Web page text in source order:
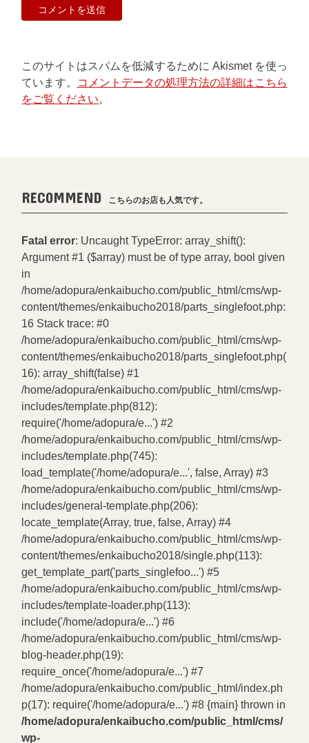
このサイトはスパムを低減するために Akismet を使っ
ています。
コメントデータの処理方法の詳細はこちら
をご覧ください。
RECOMMEND こちらのお店も人気です。
Fatal error: Uncaught TypeError: array_shift():
Argument #1 ($array) must be of type array, bool given
in
/home/adopura/enkaibucho.com/public_html/cms/wp-
content/themes/enkaibucho2018/parts_singlefoot.php:
16 Stack trace: #0
/home/adopura/enkaibucho.com/public_html/cms/wp-
content/themes/enkaibucho2018/parts_singlefoot.php(
16): array_shift(false) #1
/home/adopura/enkaibucho.com/public_html/cms/wp-
includes/template.php(812):
require('/home/adopura/e...') #2
/home/adopura/enkaibucho.com/public_html/cms/wp-
includes/template.php(745):
load_template('/home/adopura/e...', false, Array) #3
/home/adopura/enkaibucho.com/public_html/cms/wp-
includes/general-template.php(206):
locate_template(Array, true, false, Array) #4
/home/adopura/enkaibucho.com/public_html/cms/wp-
content/themes/enkaibucho2018/single.php(113):
get_template_part('parts_singlefoo...') #5
/home/adopura/enkaibucho.com/public_html/cms/wp-
includes/template-loader.php(113):
include('/home/adopura/e...') #6
/home/adopura/enkaibucho.com/public_html/cms/wp-
blog-header.php(19):
require_once('/home/adopura/e...') #7
/home/adopura/enkaibucho.com/public_html/index.ph
p(17): require('/home/adopura/e...') #8 {main} thrown in
/home/adopura/enkaibucho.com/public_html/cms/
wp-